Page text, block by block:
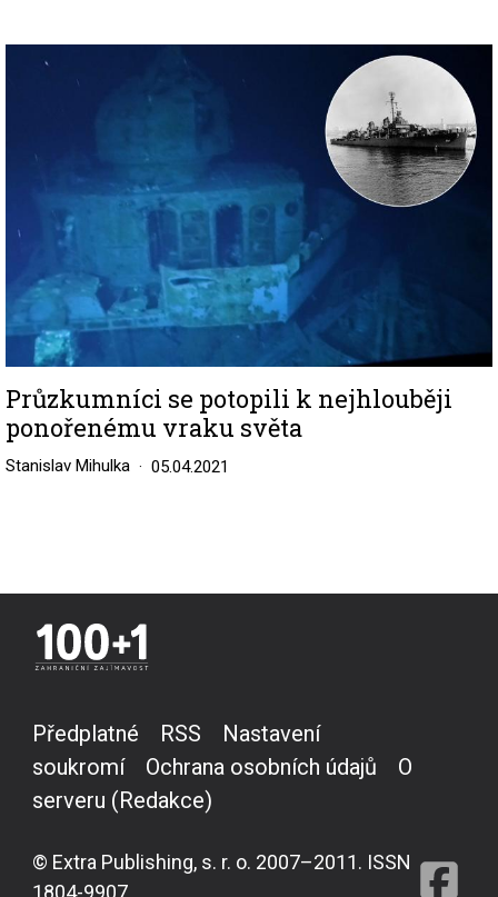
Image
Průzkumníci se potopili k nejhlouběji
ponořenému vraku světa
Stanislav Mihulka 05.04.2021
Předplatné RSS
Nastavení
soukromí
Ochrana osobních údajů
O
serveru (Redakce)
© Extra Publishing, s. r. o. 2007–2011. ISSN
1804-9907